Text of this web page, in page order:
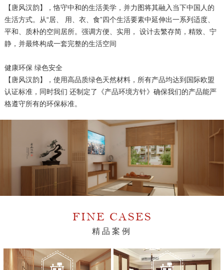
【唐风汉韵】，恪守中和的生活美学，并力图将其融入当下中国人的
生活方式。从“居、 用、衣、食”四个生活要素中延伸出一系列适度、
平和、质朴的空间居所。强调方便、实用， 设计去繁存简，精致、宁
静，并最终构成一套完整的生活空间
健康环保 绿色安全
【唐风汉韵】，使用高品质绿色天然材料，所有产品均达到国际欧盟
认证标准，同时我们 还制定了《产品环境方针》确保我们的产品能严
格遵守所有的环保标准。
FINE CASES
精品案例